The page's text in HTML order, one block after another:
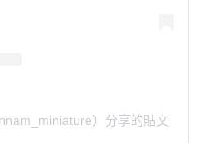
）分享的貼文